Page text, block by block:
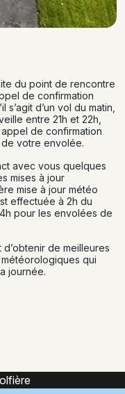
du point de rencontre
de confirmation
d’un vol du matin,
entre 21h et 22h,
de confirmation
de votre envolée.
avec vous quelques
mises à jour
mise à jour météo
effectuée à 2h du
pour les envolées de
de meilleures
qui
journée.